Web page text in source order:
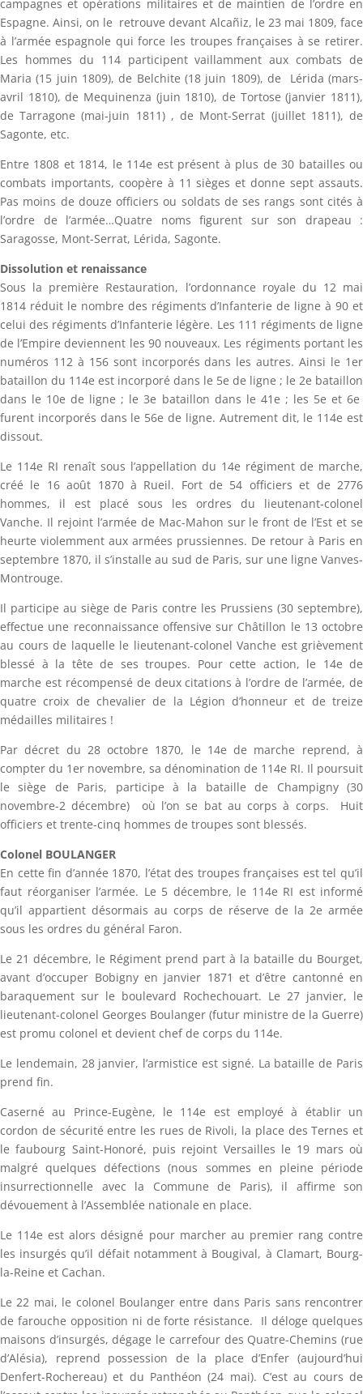
campagnes et opérations militaires et de maintien de l’ordre en
Espagne. Ainsi, on le retrouve devant Alcañiz, le 23 mai 1809, face
à l’armée espagnole qui force les troupes françaises à se retirer.
Les hommes du 114 participent vaillamment aux combats de
Maria (15 juin 1809), de Belchite (18 juin 1809), de Lérida (mars-
avril 1810), de Mequinenza (juin 1810), de Tortose (janvier 1811),
de Tarragone (mai-juin 1811) , de Mont-Serrat (juillet 1811), de
Sagonte, etc.
Entre 1808 et 1814, le 114e est présent à plus de 30 batailles ou
combats importants, coopère à 11 sièges et donne sept assauts.
Pas moins de douze officiers ou soldats de ses rangs sont cités à
l’ordre de l’armée…Quatre noms figurent sur son drapeau :
Saragosse, Mont-Serrat, Lérida, Sagonte.
Dissolution et renaissance
Sous la première Restauration, l’ordonnance royale du 12 mai
1814 réduit le nombre des régiments d’Infanterie de ligne à 90 et
celui des régiments d’Infanterie légère. Les 111 régiments de ligne
de l’Empire deviennent les 90 nouveaux. Les régiments portant les
numéros 112 à 156 sont incorporés dans les autres. Ainsi le 1er
bataillon du 114e est incorporé dans le 5e de ligne ; le 2e bataillon
dans le 10e de ligne ; le 3e bataillon dans le 41e ; les 5e et 6e
furent incorporés dans le 56e de ligne. Autrement dit, le 114e est
dissout.
Le 114e RI renaît sous l’appellation du 14e régiment de marche,
créé le 16 août 1870 à Rueil. Fort de 54 officiers et de 2776
hommes, il est placé sous les ordres du lieutenant-colonel
Vanche. Il rejoint l’armée de Mac-Mahon sur le front de l’Est et se
heurte violemment aux armées prussiennes. De retour à Paris en
septembre 1870, il s’installe au sud de Paris, sur une ligne Vanves-
Montrouge.
Il participe au siège de Paris contre les Prussiens (30 septembre),
effectue une reconnaissance offensive sur Châtillon le 13 octobre
au cours de laquelle le lieutenant-colonel Vanche est grièvement
blessé à la tête de ses troupes. Pour cette action, le 14e de
marche est récompensé de deux citations à l’ordre de l’armée, de
quatre croix de chevalier de la Légion d’honneur et de treize
médailles militaires !
Par décret du 28 octobre 1870, le 14e de marche reprend, à
compter du 1er novembre, sa dénomination de 114e RI. Il poursuit
le siège de Paris, participe à la bataille de Champigny (30
novembre-2 décembre) où l’on se bat au corps à corps. Huit
officiers et trente-cinq hommes de troupes sont blessés.
Colonel BOULANGER
En cette fin d’année 1870, l’état des troupes françaises est tel qu’il
faut réorganiser l’armée. Le 5 décembre, le 114e RI est informé
qu’il appartient désormais au corps de réserve de la 2e armée
sous les ordres du général Faron.
Le 21 décembre, le Régiment prend part à la bataille du Bourget,
avant d’occuper Bobigny en janvier 1871 et d’être cantonné en
baraquement sur le boulevard Rochechouart. Le 27 janvier, le
lieutenant-colonel Georges Boulanger (futur ministre de la Guerre)
est promu colonel et devient chef de corps du 114e.
Le lendemain, 28 janvier, l’armistice est signé. La bataille de Paris
prend fin.
Caserné au Prince-Eugène, le 114e est employé à établir un
cordon de sécurité entre les rues de Rivoli, la place des Ternes et
le faubourg Saint-Honoré, puis rejoint Versailles le 19 mars où
malgré quelques défections (nous sommes en pleine période
insurrectionnelle avec la Commune de Paris), il affirme son
dévouement à l’Assemblée nationale en place.
Le 114e est alors désigné pour marcher au premier rang contre
les insurgés qu’il défait notamment à Bougival, à Clamart, Bourg-
la-Reine et Cachan.
Le 22 mai, le colonel Boulanger entre dans Paris sans rencontrer
de farouche opposition ni de forte résistance. Il déloge quelques
maisons d’insurgés, dégage le carrefour des Quatre-Chemins (rue
d’Alésia), reprend possession de la place d’Enfer (aujourd’hui
Denfert-Rochereau) et du Panthéon (24 mai). C’est au cours de